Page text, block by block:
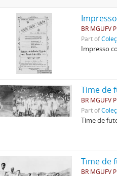
BR MGUFV
Part of
Impresso
Time de
BR MGUFV
Part of
Time de
Time de
BR MGUFV